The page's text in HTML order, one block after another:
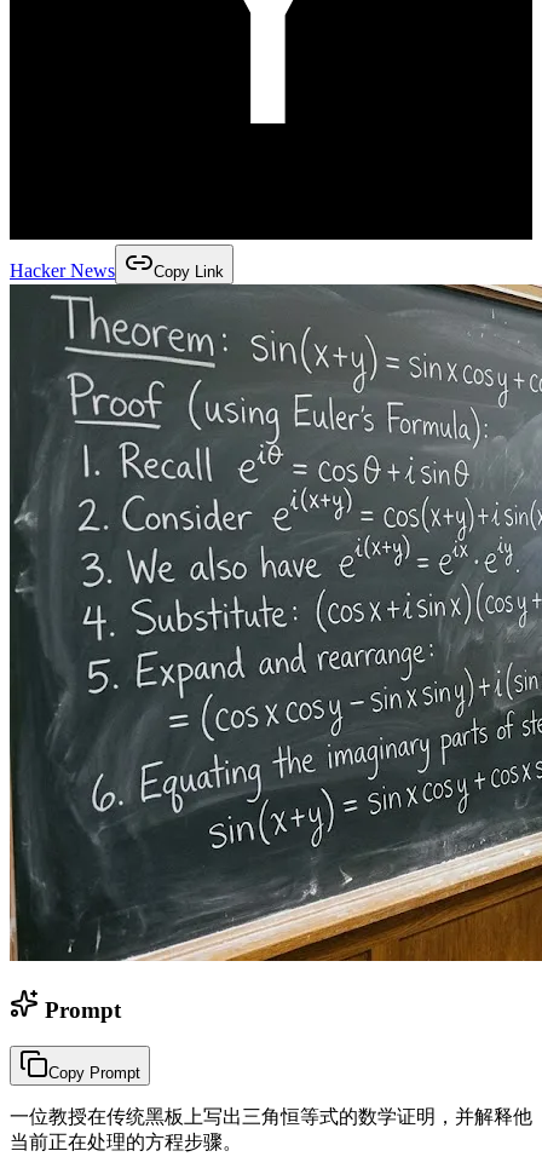
Hacker News Copy Link
Prompt
Copy Prompt
一位教授在传统黑板上写出三角恒等式的数学证明，并解释他
当前正在处理的方程步骤。